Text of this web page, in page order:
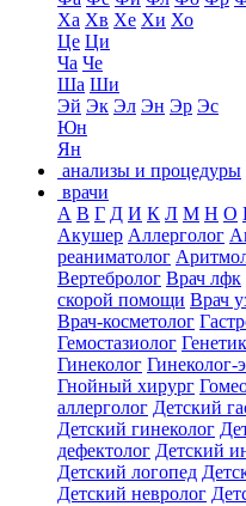
Ха Хв Хе Хи Хо
Це Ци
Ча Че
Ша Ши
Эй Эк Эл Эн Эр Эс
Юн
Ян
анализы и процедуры
врачи
А В Г Д И К Л М Н О
Акушер Аллерголог
реаниматолог
Вертебролог Врач лфк
скорой помощи Врач
Врач-косметолог
Гемостазиолог Генетик
Гинеколог Гинеколог-
Гнойный хирург
аллерголог Детский
Детский гинеколог
дефектолог Детский
Детский логопед
Детский невролог